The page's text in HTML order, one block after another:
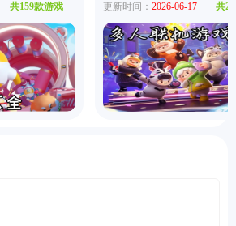
共159款游戏 更新时间： 2026-06-17 共